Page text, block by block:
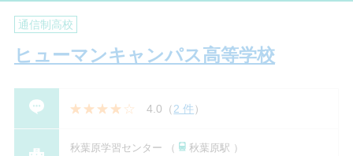
通信制高校
ヒューマンキャンパス高等学校
4.0 （2 件）
秋葉原学習センター （
秋葉原駅 ）